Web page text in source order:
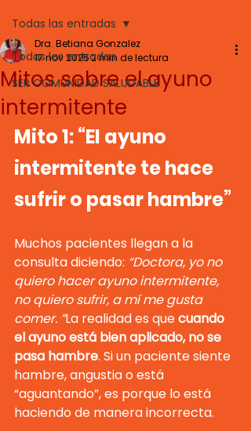
Todas las entradas
SER COMUNIDAD SALUDABLE
Todas las entradas
Mitos sobre el ayuno
intermitente
Dra. Betiana Gonzalez
17 nov 20252 min de lectura
Mito 1: “El ayuno
intermitente te hace
sufrir o pasar hambre”
Muchos pacientes llegan a la
consulta diciendo: “Doctora, yo no
quiero hacer ayuno intermitente,
no quiero sufrir, a mí me gusta
comer. ”La realidad es que cuando
el ayuno está bien aplicado, no se
pasa hambre. Si un paciente siente
hambre, angustia o está
“aguantando”, es porque lo está
haciendo de manera incorrecta.